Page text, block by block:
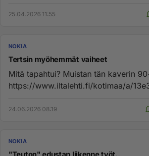
25.04.2026 11:55
NOKIA
Tertsin myöhemmät vaiheet
Mitä tapahtui? Muistan tän kaverin
https://www.iltalehti.fi/kotimaa/a/
24.06.2026 08:19
NOKIA